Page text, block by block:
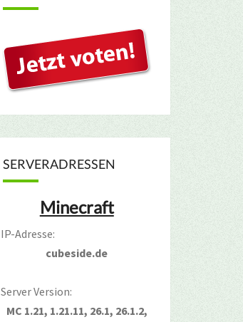
SERVERADRESSEN
Minecraft
IP-Adresse:
cubeside.de
Server Version:
MC 1.21, 1.21.11, 26.1, 26.1.2,